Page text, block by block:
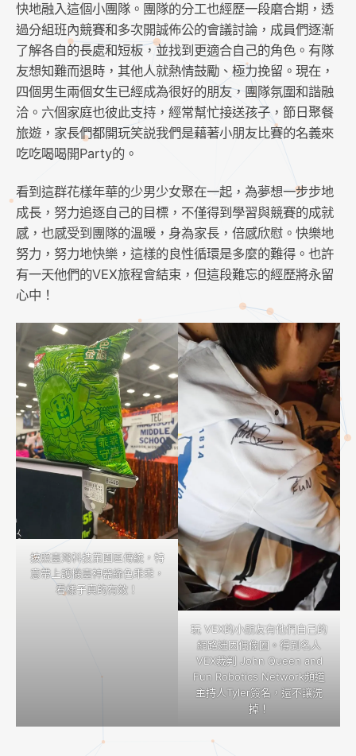
快地融入這個小團隊。團隊的分工也經歷一段磨合期，透
過分組班內競賽和多次開誠佈公的會議討論，成員們逐漸
了解各自的長處和短板，並找到更適合自己的角色。有隊
友想知難而退時，其他人就熱情鼓勵、極力挽留。現在，
四個男生兩個女生已經成為很好的朋友，團隊氛圍和諧融
洽。六個家庭也彼此支持，經常幫忙接送孩子，節日聚餐
旅遊，家長們都開玩笑説我們是藉著小朋友比賽的名義來
吃吃喝喝開Party的。
看到這群花樣年華的少男少女聚在一起，為夢想一步步地
成長，努力追逐自己的目標，不僅得到學習與競賽的成就
感，也感受到團隊的溫暖，身為家長，倍感欣慰。快樂地
努力，努力地快樂，這樣的良性循環是多麼的難得。也許
有一天他們的VEX旅程會結束，但這段難忘的經歷將永留
心中！
按照臺灣科技業園區傳統，特
意帶上護機臺神器綠色乖乖，
看樣子真的有效！
玩 VEX的小朋友有他們自己的
網路迷因偶像圈。得到名人
VEX裁判 John Queen and
Fun Robotics Network頻道
主持人Tyler簽名，還不讓洗
掉！